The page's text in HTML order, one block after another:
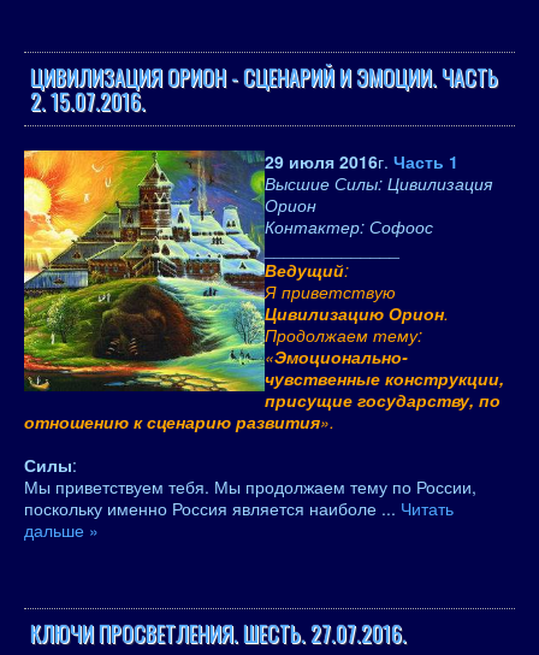
ЦИВИЛИЗАЦИЯ ОРИОН - СЦЕНАРИЙ И ЭМОЦИИ. ЧАСТЬ
2. 15.07.2016.
29 июля 2016г. Часть 1
Высшие Силы: Цивилизация
Орион
Контактер: Софоос
Ведущий:
Я приветствую
Цивилизацию Орион.
Продолжаем тему:
«Эмоционально-
чувственные конструкции,
присущие государству, по
отношению к сценарию развития».
Силы:
Мы приветствуем тебя. Мы продолжаем тему по России,
поскольку именно Россия является наиболе ... Читать
дальше »
КЛЮЧИ ПРОСВЕТЛЕНИЯ. ШЕСТЬ. 27.07.2016.